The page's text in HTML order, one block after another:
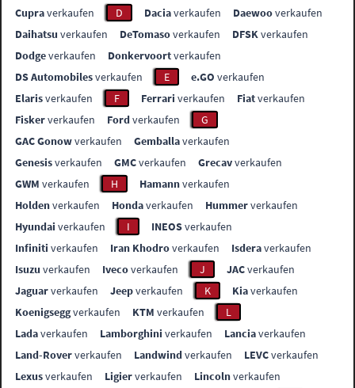
Cupraverkaufen D Daciaverkaufen Daewooverkaufen
Daihatsu verkaufen DeTomasoverkaufen DFSKverkaufen
Dodgeverkaufen Donkervoortverkaufen
DS Automobilesverkaufen E e.GO verkaufen
Elarisverkaufen F Ferrari verkaufen Fiatverkaufen
Fiskerverkaufen Fordverkaufen
G
GAC Gonowverkaufen Gemballaverkaufen
Genesisverkaufen GMCverkaufen Grecavverkaufen
GWM verkaufen H Hamannverkaufen
Holdenverkaufen Hondaverkaufen Hummerverkaufen
Hyundai verkaufen I INEOSverkaufen
Infiniti verkaufen Iran Khodroverkaufen Isderaverkaufen
Isuzu verkaufen Ivecoverkaufen J JACverkaufen
Jaguarverkaufen Jeepverkaufen K Kiaverkaufen
Koenigseggverkaufen KTM verkaufen
L
Ladaverkaufen Lamborghini verkaufen Lanciaverkaufen
Land-Roververkaufen Landwindverkaufen LEVCverkaufen
Lexusverkaufen Ligierverkaufen Lincolnverkaufen